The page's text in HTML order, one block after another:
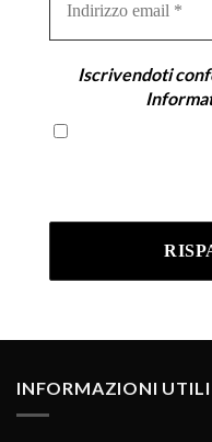
email
Iscrivendoti
INFORMAZIONI UTILI